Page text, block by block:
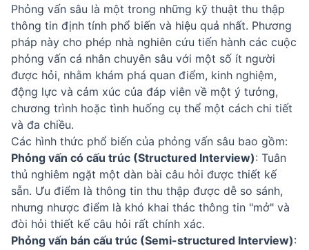
Phỏng vấn sâu là một trong những kỹ thuật thu thập
thông tin định tính phổ biến và hiệu quả nhất. Phương
pháp này cho phép nhà nghiên cứu tiến hành các cuộc
phỏng vấn cá nhân chuyên sâu với một số ít người
được hỏi, nhằm khám phá quan điểm, kinh nghiệm,
động lực và cảm xúc của đáp viên về một ý tưởng,
chương trình hoặc tình huống cụ thể một cách chi tiết
và đa chiều.
Các hình thức phổ biến của phỏng vấn sâu bao gồm:
Phỏng vấn có cấu trúc (Structured Interview): Tuân
thủ nghiêm ngặt một dàn bài câu hỏi được thiết kế
sẵn. Ưu điểm là thông tin thu thập được dễ so sánh,
nhưng nhược điểm là khó khai thác thông tin "mở" và
đòi hỏi thiết kế câu hỏi rất chính xác.
Phỏng vấn bán cấu trúc (Semi-structured Interview):